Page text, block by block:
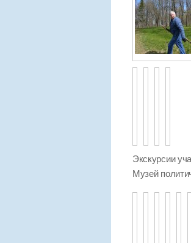
Экскурсии
Музей